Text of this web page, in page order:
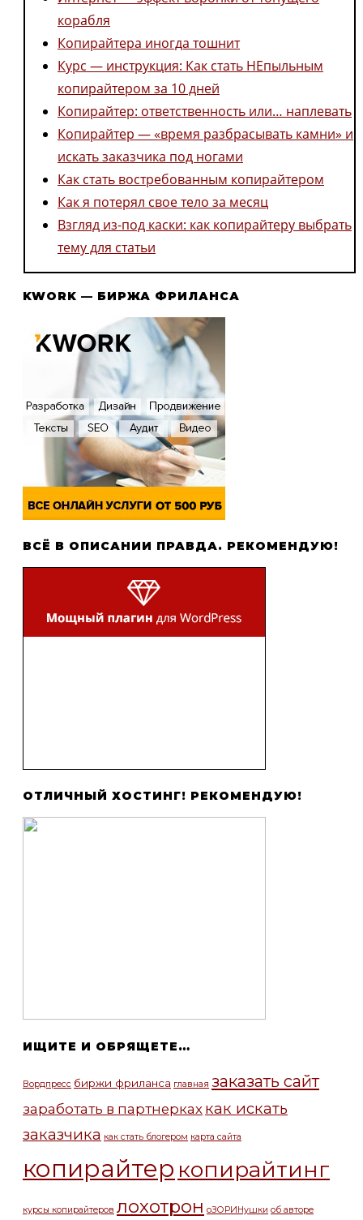
корабля
Копирайтера иногда тошнит
Курс — инструкция: Как стать НЕпыльным
копирайтером за 10 дней
Копирайтер: ответственность или… наплевать
Копирайтер — «время разбрасывать камни» и
искать заказчика под ногами
Как стать востребованным копирайтером
Как я потерял свое тело за месяц
Взгляд из-под каски: как копирайтеру выбрать
тему для статьи
KWORK — БИРЖА ФРИЛАНСА
ВСЁ В ОПИСАНИИ ПРАВДА. РЕКОМЕНДУЮ!
ОТЛИЧНЫЙ ХОСТИНГ! РЕКОМЕНДУЮ!
ИЩИТЕ И ОБРЯЩЕТЕ…
Вордпресс биржи фриланса главная заказать сайт
заработать в партнерках как искать
заказчика как стать блогером карта сайта
копирайтер копирайтинг
курсы копирайтеров лохотрон оЗОРИНушки об авторе